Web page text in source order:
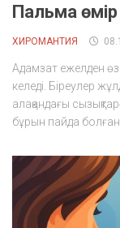
Пальма
ХИРОМАНТИЯ
Адамзат ежелден
келеді. Біреулер
алақандағы
бұрын пайда болған